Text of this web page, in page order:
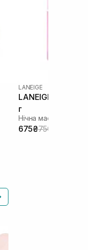
LANEIGE
LANEIGE Lip
г
Нічна маска для
675₴750₴